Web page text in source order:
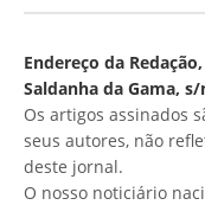
Endereço da
Saldanha da Gama,
Os artigos assinados
seus autores, não
deste jornal.
O nosso noticiário